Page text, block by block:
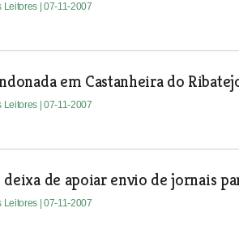
Leitores | 07-11-2007
em Castanheira do
Leitores | 07-11-2007
deixa de apoiar envio de jornais
Leitores | 07-11-2007